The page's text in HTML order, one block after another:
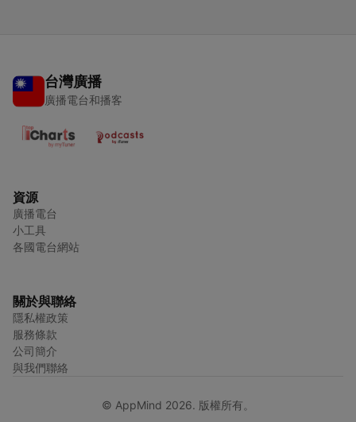
台灣廣播
廣播電台和播客
資源
廣播電台
小工具
各國電台網站
關於與聯絡
隱私權政策
服務條款
公司簡介
與我們聯絡
© AppMind 2026. 版權所有。